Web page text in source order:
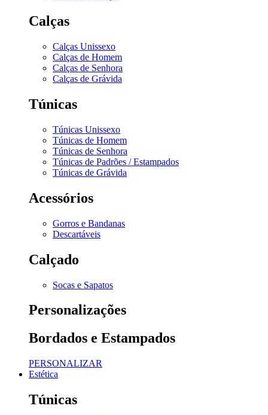
Calças
Calças Unissexo
Calças de Homem
Calças de Senhora
Calças de Grávida
Túnicas
Túnicas Unissexo
Túnicas de Homem
Túnicas de Senhora
Túnicas de Padrões / Estampados
Túnicas de Grávida
Acessórios
Gorros e Bandanas
Descartáveis
Calçado
Socas e Sapatos
Personalizações
Bordados e Estampados
PERSONALIZAR
Estética
Túnicas